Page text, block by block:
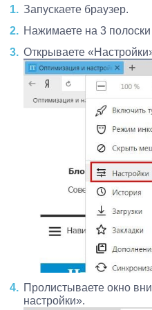
Запускаете браузер.
Нажимаете на 3 полоски
Открываете
Пролистываете окно
настройки».